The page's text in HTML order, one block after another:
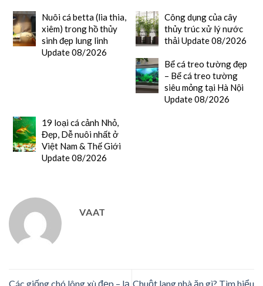
Nuôi cá betta (lia thia,
xiêm) trong hồ thủy
sinh đẹp lung linh
Update 08/2026
Công dụng của cây
thủy trúc xử lý nước
thải Update 08/2026
Bể cá treo tường đẹp
– Bể cá treo tường
siêu mỏng tại Hà Nội
Update 08/2026
19 loại cá cảnh Nhỏ,
Đẹp, Dễ nuôi nhất ở
Việt Nam & Thế Giới
Update 08/2026
VAAT
Các giống chó lông xù đẹp – lạ Chuột lang nhà ăn gì? Tìm hiểu